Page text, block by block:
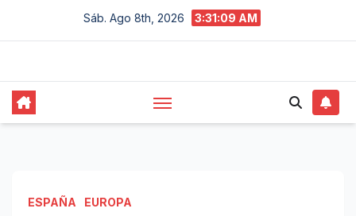
Sáb. Ago 8th, 2026 3:31:10 AM
ESPAÑA EUROPA